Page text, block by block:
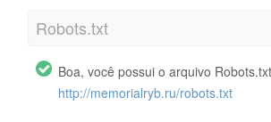
Robots.txt
Boa, você possui o arquivo
http://memorialryb.ru/robots.txt